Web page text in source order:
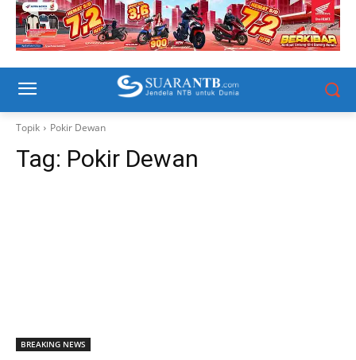
Topik Pokir Dewan
Tag: Pokir Dewan
BREAKING NEWS